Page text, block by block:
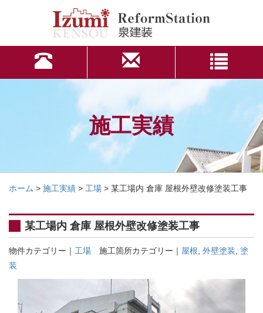
施工実績
ホーム > 施工実績 > 工場 > 某工場内 倉庫 屋根外壁改修塗装工事
某工場内 倉庫 屋根外壁改修塗装工事
物件カテゴリー｜ 工場 施工箇所カテゴリー｜ 屋根 外壁塗装 塗
装